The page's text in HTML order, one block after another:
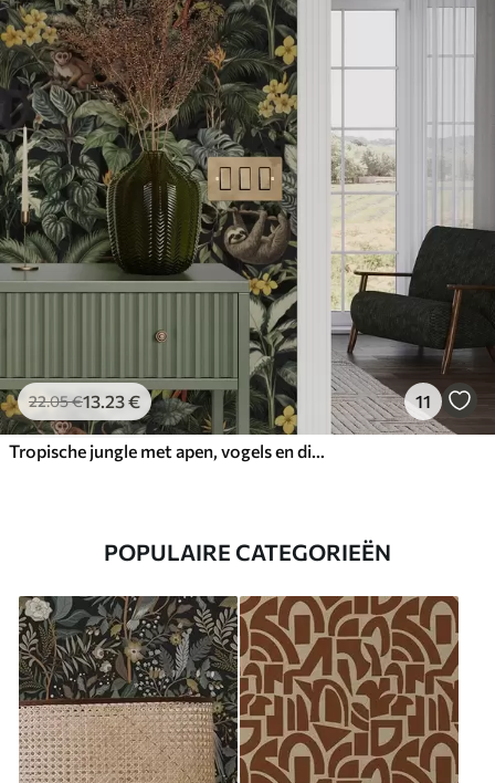
22.05€13.23€ 11
Tropische jungle met apen, vogels en dicht gebladerte
POPULAIRE CATEGORIEËN